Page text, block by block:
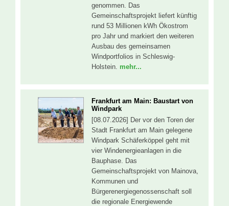
genommen. Das
Gemeinschaftsprojekt liefert künftig
rund 53 Millionen kWh Ökostrom
pro Jahr und markiert den weiteren
Ausbau des gemeinsamen
Windportfolios in Schleswig-
Holstein. mehr...
Frankfurt am Main: Baustart von
Windpark
[08.07.2026] Der vor den Toren der
Stadt Frankfurt am Main gelegene
Windpark Schäferköppel geht mit
vier Windenergieanlagen in die
Bauphase. Das
Gemeinschaftsprojekt von Mainova,
Kommunen und
Bürgerenergiegenossenschaft soll
die regionale Energiewende